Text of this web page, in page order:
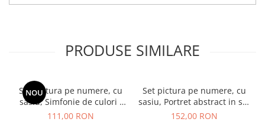
PRODUSE SIMILARE
NOU
Set pictura pe numere, cu
sasiu, Simfonie de culori -
vopsele metalizate, 40x50
111,00 RON
Set pictura pe numere, cu
sasiu, Portret abstract in stil
Picasso, 40x50 cm
152,00 RON